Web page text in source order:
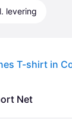
levering
T-shirt in
Net